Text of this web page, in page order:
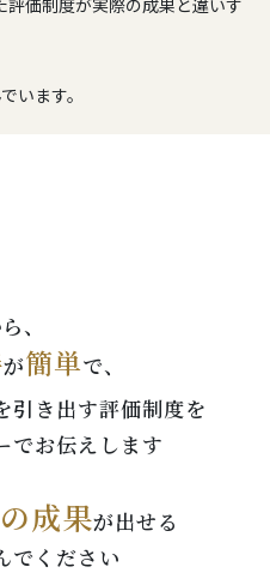
価制度が実際の成果と違いす
います。
、
が簡単で、
引き出す評価制度を
でお伝えします
成果が出せる
でください